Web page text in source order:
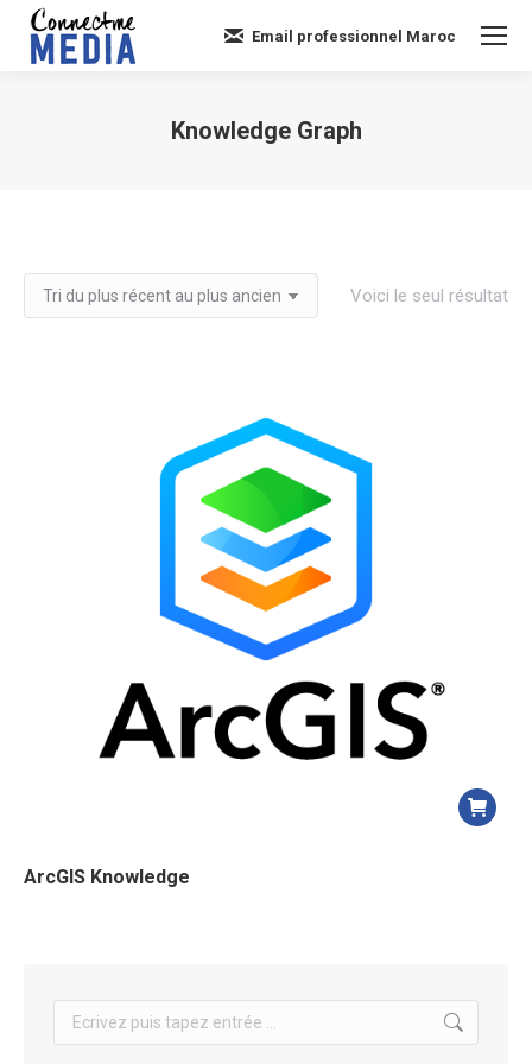
Email professionnel Maroc
Knowledge Graph
Voici le seul résultat
ArcGIS Knowledge
Search: